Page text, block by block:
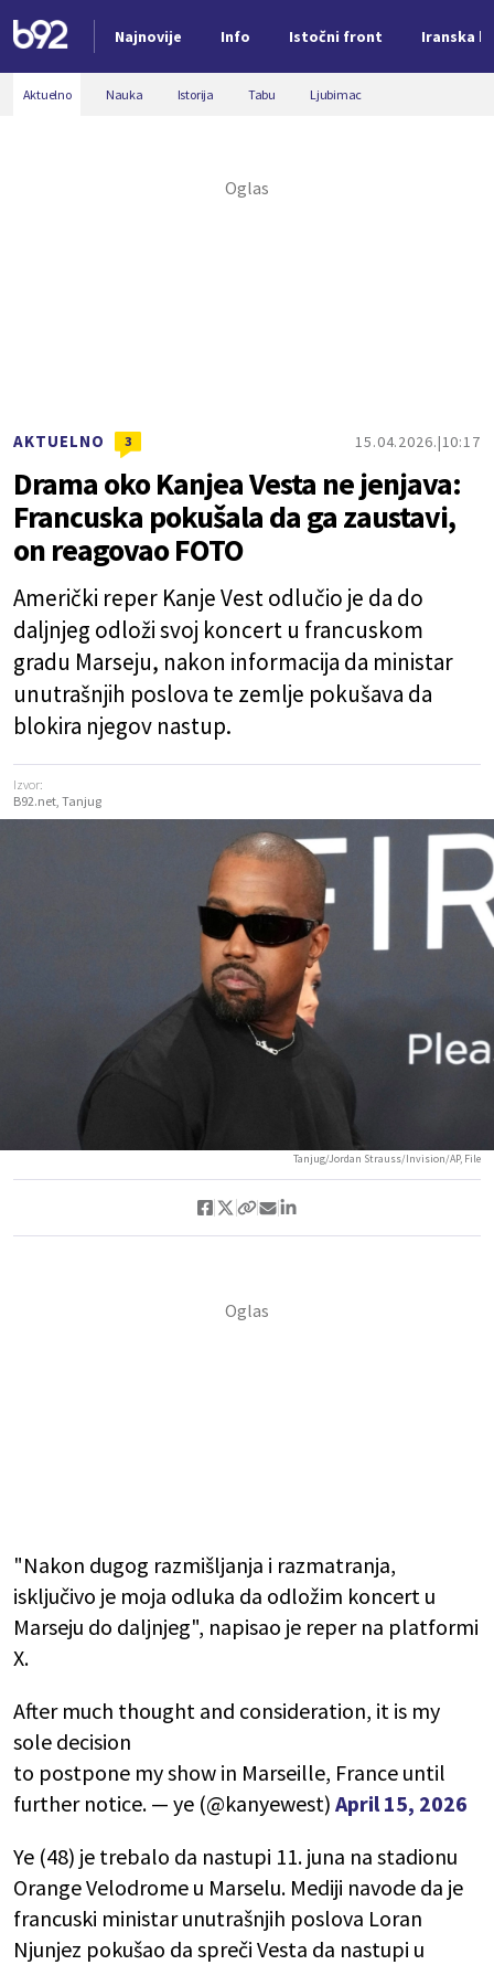
Najnovije Info Istočni front Iranska
Nova vest
Aktuelno Nauka Istorija Tabu Ljubimac
AKTUELNO 3 15.04.2026. 10:17
Drama oko Kanjea Vesta ne jenjava:
Francuska pokušala da ga zaustavi,
on reagovao FOTO
Američki reper Kanje Vest odlučio je da do
daljnjeg odloži svoj koncert u francuskom
gradu Marseju, nakon informacija da ministar
unutrašnjih poslova te zemlje pokušava da
blokira njegov nastup.
Izvor:
B92.net, Tanjug
Tanjug/Jordan Strauss/Invision/AP, File
"Nakon dugog razmišljanja i razmatranja,
isključivo je moja odluka da odložim koncert u
Marseju do daljnjeg", napisao je reper na platformi
X.
After much thought and consideration, it is my
sole decision
to postpone my show in Marseille, France until
further notice. — ye (@kanyewest) April 15, 2026
Ye (48) je trebalo da nastupi 11. juna na stadionu
Orange Velodrome u Marselu. Mediji navode da je
francuski ministar unutrašnjih poslova Loran
Njunjez pokušao da spreči Vesta da nastupi u